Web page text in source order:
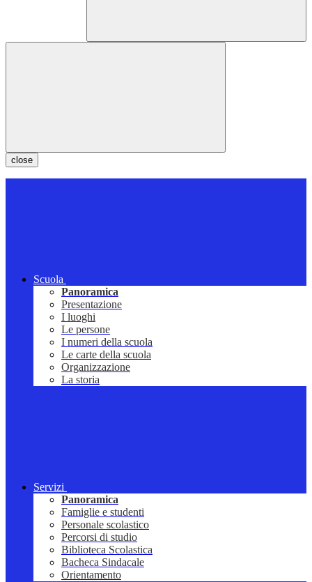
close
Scuola
Panoramica
Presentazione
I luoghi
Le persone
I numeri della scuola
Le carte della scuola
Organizzazione
La storia
Servizi
Panoramica
Famiglie e studenti
Personale scolastico
Percorsi di studio
Biblioteca Scolastica
Bacheca Sindacale
Orientamento